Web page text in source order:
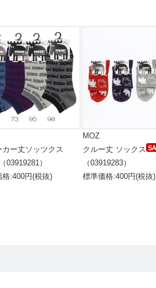
カー丈ソッツクス
03919281）
格:400円(税抜)
MOZ
クルー丈 ソックス
（03919283）
標準価格:400円(税抜)